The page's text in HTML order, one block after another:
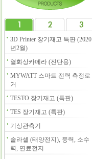
3D Printer 장기재고 특판 (2020
년2월)
열화상카메라 (진단용)
MYWATT 스마트 전력 측정로
거
TESTO 장기재고 (특판)
TES 장기재고 (특판)
기상관측기
솔라셀 (태양전지), 풍력, 소수
력, 연료전지